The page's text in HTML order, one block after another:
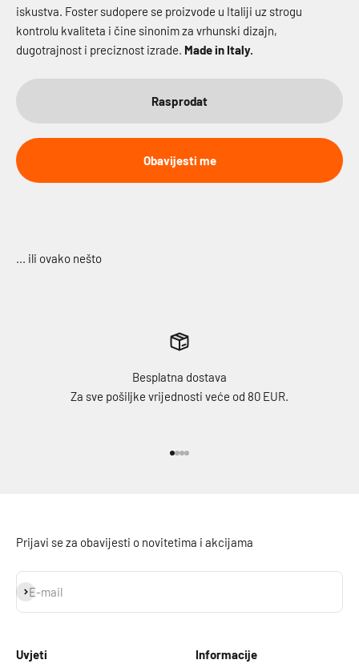
iskustva. Foster sudopere se proizvode u Italiji uz strogu
kontrolu kvaliteta i čine sinonim za vrhunski dizajn,
dugotrajnost i preciznost izrade. Made in Italy.
Rasprodat
Obavijesti me
Besplatna dostava
Za sve pošiljke vrijednosti veće od 80 EUR.
Prijavi se za obavijesti o novitetima i akcijama
E-mail
Prijavi se
Uvjeti Informacije